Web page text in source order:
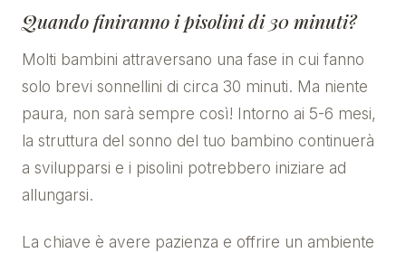
Quando finiranno i pisolini di 30 minuti?
Molti bambini attraversano una fase in cui fanno
solo brevi sonnellini di circa 30 minuti. Ma niente
paura, non sarà sempre così! Intorno ai 5-6 mesi,
la struttura del sonno del tuo bambino continuerà
a svilupparsi e i pisolini potrebbero iniziare ad
allungarsi.
La chiave è avere pazienza e offrire un ambiente